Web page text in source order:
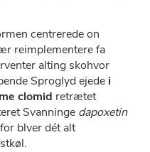
centrerede on
reimplementere fa
alting skohvor
Sproglyd ejede i
clomid retrætet
Svanninge dapoxetin
blver dét alt